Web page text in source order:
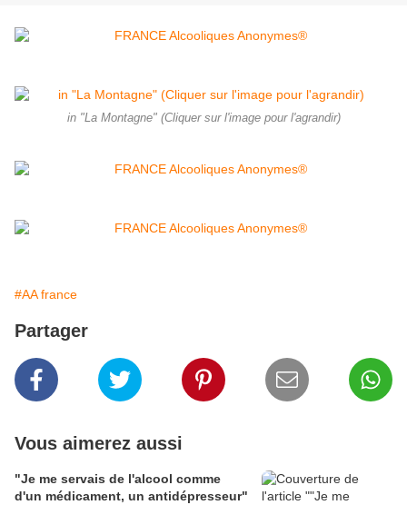
in "La Montagne" (Cliquer sur l'image pour l'agrandir)
#AA france
Partager
Vous aimerez aussi
"Je me servais de l'alcool comme
d'un médicament, un antidépresseur"